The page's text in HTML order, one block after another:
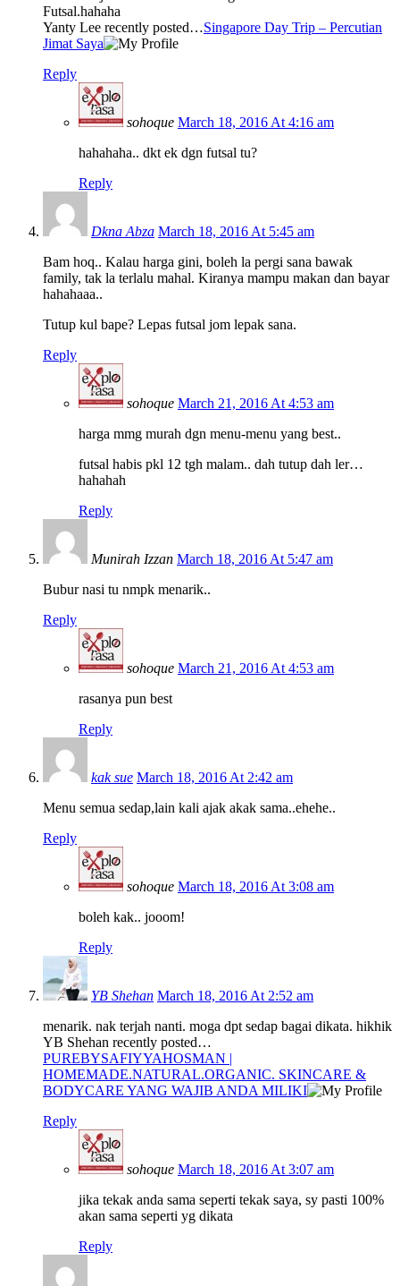
Futsal.hahaha
Yanty Lee recently posted…Singapore Day Trip – Percutian
Jimat Saya
Reply
sohoque March 18, 2016 At 4:16 am
hahahaha.. dkt ek dgn futsal tu?
Reply
Dkna Abza March 18, 2016 At 5:45 am
Bam hoq.. Kalau harga gini, boleh la pergi sana bawak
family, tak la terlalu mahal. Kiranya mampu makan dan bayar
hahahaaa..
Tutup kul bape? Lepas futsal jom lepak sana.
Reply
sohoque March 21, 2016 At 4:53 am
harga mmg murah dgn menu-menu yang best..
futsal habis pkl 12 tgh malam.. dah tutup dah ler…
hahahah
Reply
Munirah Izzan March 18, 2016 At 5:47 am
Bubur nasi tu nmpk menarik..
Reply
sohoque March 21, 2016 At 4:53 am
rasanya pun best
Reply
kak sue March 18, 2016 At 2:42 am
Menu semua sedap,lain kali ajak akak sama..ehehe..
Reply
sohoque March 18, 2016 At 3:08 am
boleh kak.. jooom!
Reply
YB Shehan March 18, 2016 At 2:52 am
menarik. nak terjah nanti. moga dpt sedap bagai dikata. hikhik
YB Shehan recently posted…
PUREBYSAFIYYAHOSMAN |
HOMEMADE.NATURAL.ORGANIC. SKINCARE &
BODYCARE YANG WAJIB ANDA MILIKI
Reply
sohoque March 18, 2016 At 3:07 am
jika tekak anda sama seperti tekak saya, sy pasti 100%
akan sama seperti yg dikata
Reply